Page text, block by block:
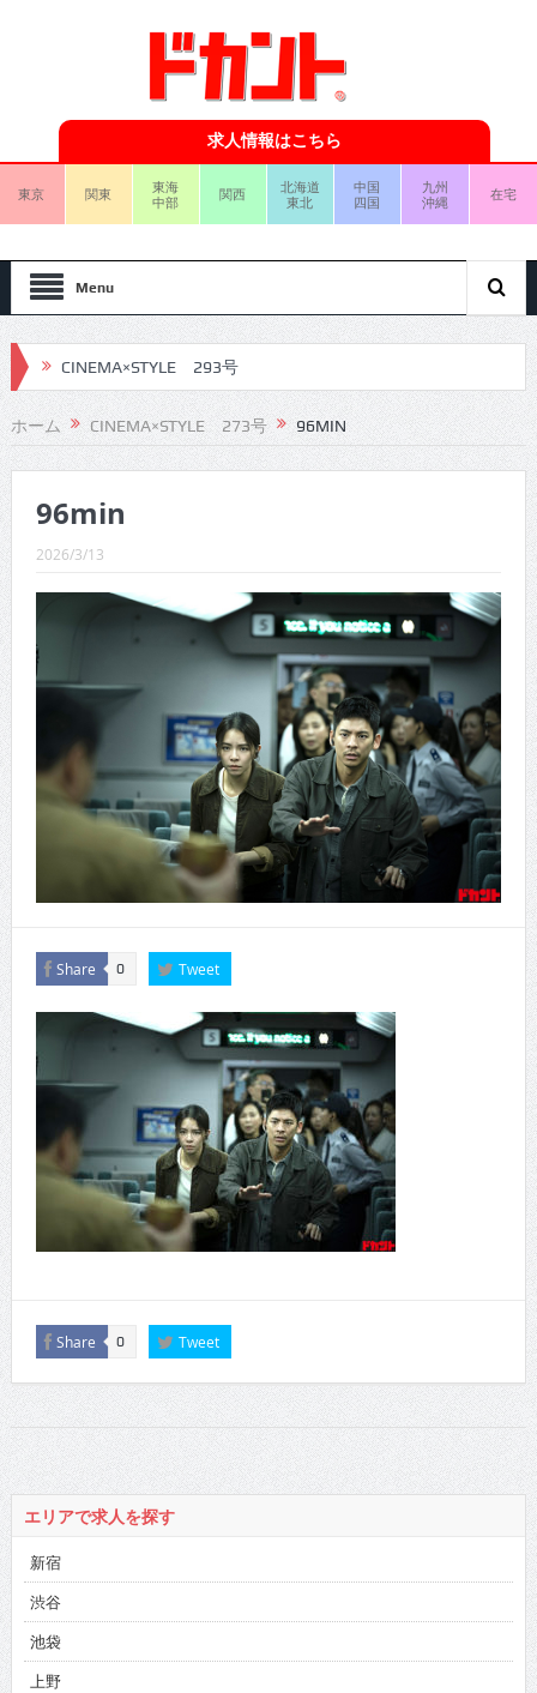
求人情報はこちら
東京 関東
東海
中部
関西
北海道
東北
中国
四国
九州
沖縄
在宅
Menu
CINEMA×STYLE 293号
CINEMA×STYLE 292号
CINEMA×STYLE 291号
CINEMA×STYLE 290号
CINEMA×STYLE 289号
CINEMA×STYLE 288号
CINEMA×STYLE 287号
CINEMA×STYLE 286号
CINEMA×STYLE 285号
CINEMA×STYLE 294号
ホーム CINEMA×STYLE 273号 96MIN
96min
2026/3/13
Share 0 Tweet
Share 0 Tweet
エリアで求人を探す
新宿
渋谷
池袋
上野